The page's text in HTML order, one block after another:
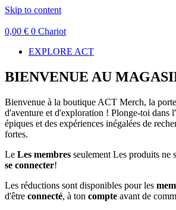
Skip to content
0,00 € 0 Chariot
EXPLORE ACT
BIENVENUE AU
Bienvenue à la boutique ACT Merch, la
d'aventure et d'exploration ! Plonge-toi dans
épiques et des expériences inégalées de
fortes.
Le Les membres seulement Les produits ne
se connecter!
Les réductions sont disponibles pour les
d'être connecté, à ton compte avant de